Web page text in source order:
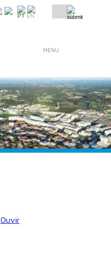
PT EN
MENU
Ouvir